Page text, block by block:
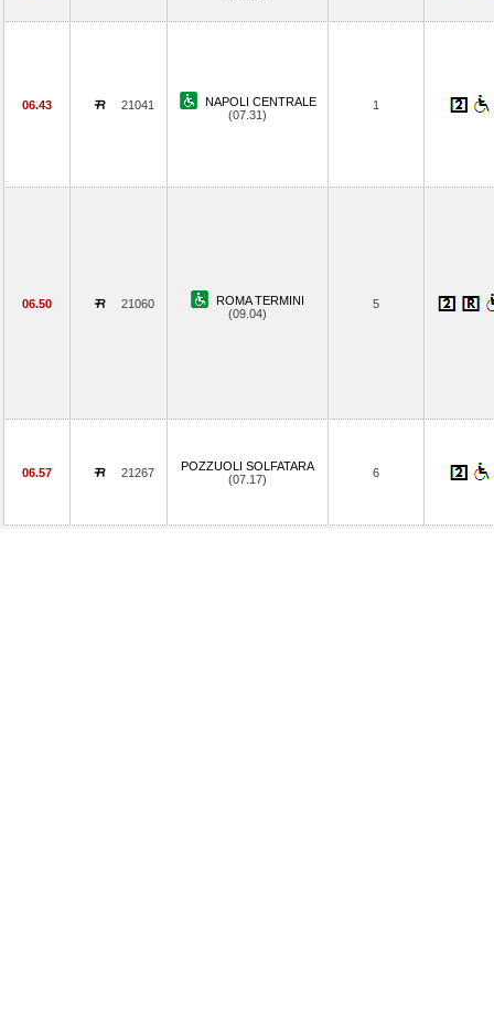
06.43 21041
NAPOLI CENTRALE
(07.31)
1
06.50 21060
ROMA TERMINI
(09.04)
5
06.57 21267
POZZUOLI SOLFATARA
(07.17)
6